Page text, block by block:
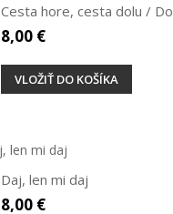
Cesta hore, cesta dolu /
8,00 €
VLOŽIŤ DO KOŠÍKA
Daj, len mi daj
8,00 €